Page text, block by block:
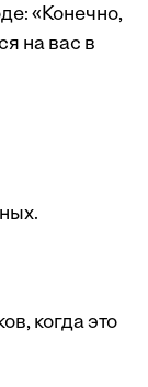
«Конечно,
на вас в
когда это